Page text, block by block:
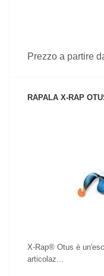
Prezzo a partire
RAPALA X-RAP
X-Rap® Otus è
articolaz...